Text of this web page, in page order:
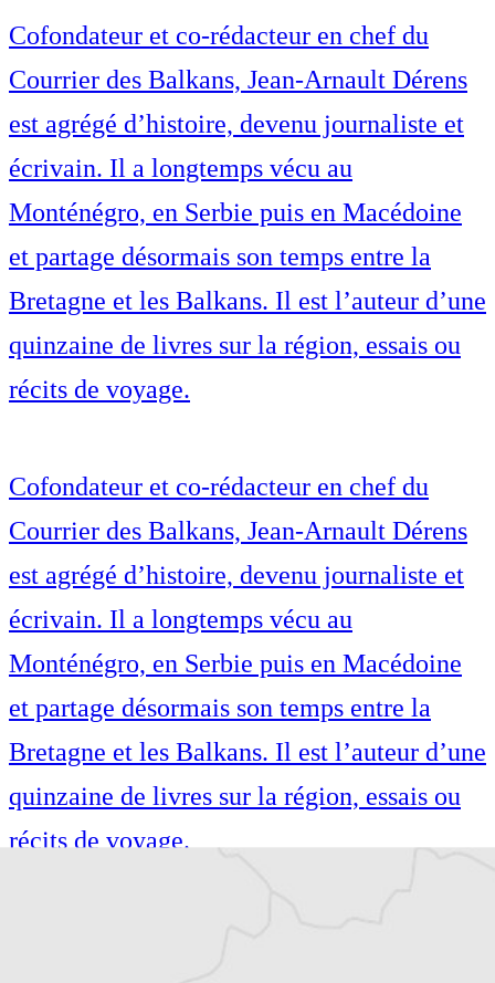
Cofondateur et co-rédacteur en chef du
Courrier des Balkans, Jean-Arnault Dérens
est agrégé d’histoire, devenu journaliste et
écrivain. Il a longtemps vécu au
Monténégro, en Serbie puis en Macédoine
et partage désormais son temps entre la
Bretagne et les Balkans. Il est l’auteur d’une
quinzaine de livres sur la région, essais ou
récits de voyage.
Cofondateur et co-rédacteur en chef du
Courrier des Balkans, Jean-Arnault Dérens
est agrégé d’histoire, devenu journaliste et
écrivain. Il a longtemps vécu au
Monténégro, en Serbie puis en Macédoine
et partage désormais son temps entre la
Bretagne et les Balkans. Il est l’auteur d’une
quinzaine de livres sur la région, essais ou
récits de voyage.